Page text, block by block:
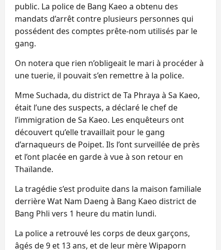
public. La police de Bang Kaeo a obtenu des
mandats d’arrêt contre plusieurs personnes qui
possédent des comptes prête-nom utilisés par le
gang.
On notera que rien n’obligeait le mari à procéder à
une tuerie, il pouvait s’en remettre à la police.
Mme Suchada, du district de Ta Phraya à Sa Kaeo,
était l’une des suspects, a déclaré le chef de
l’immigration de Sa Kaeo. Les enquêteurs ont
découvert qu’elle travaillait pour le gang
d’arnaqueurs de Poipet. Ils l’ont surveillée de près
et l’ont placée en garde à vue à son retour en
Thaïlande.
La tragédie s’est produite dans la maison familiale
derrière Wat Nam Daeng à Bang Kaeo district de
Bang Phli vers 1 heure du matin lundi.
La police a retrouvé les corps de deux garçons,
âgés de 9 et 13 ans, et de leur mère Wipaporn